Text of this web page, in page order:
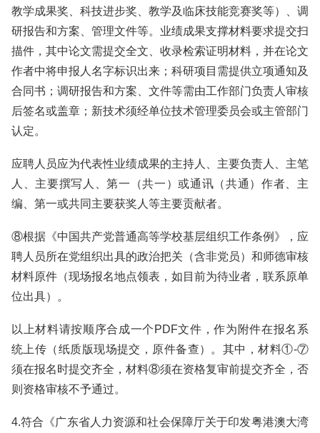
教学成果奖、科技进步奖、教学及临床技能竞赛奖等）、调
研报告和方案、管理文件等。业绩成果支撑材料要求提交扫
描件，其中论文需提交全文、收录检索证明材料，并在论文
作者中将申报人名字标识出来；科研项目需提供立项通知及
合同书；调研报告和方案、文件等需由工作部门负责人审核
后签名或盖章；新技术须经单位技术管理委员会或主管部门
认定。
应聘人员应为代表性业绩成果的主持人、主要负责人、主笔
人、主要撰写人、第一（共一）或通讯（共通）作者、主
编、第一或共同主要获奖人等主要贡献者。
⑧根据《中国共产党普通高等学校基层组织工作条例》，应
聘人员所在党组织出具的政治把关（含非党员）和师德审核
材料原件（现场报名地点领表，如目前为待业者，联系原单
位出具）。
以上材料请按顺序合成一个PDF文件，作为附件在报名系
统上传（纸质版现场提交，原件备查）。其中，材料①-⑦
须在报名时提交齐全，材料⑧须在资格复审前提交齐全，否
则资格审核不予通过。
4.符合《广东省人力资源和社会保障厅关于印发粤港澳大湾